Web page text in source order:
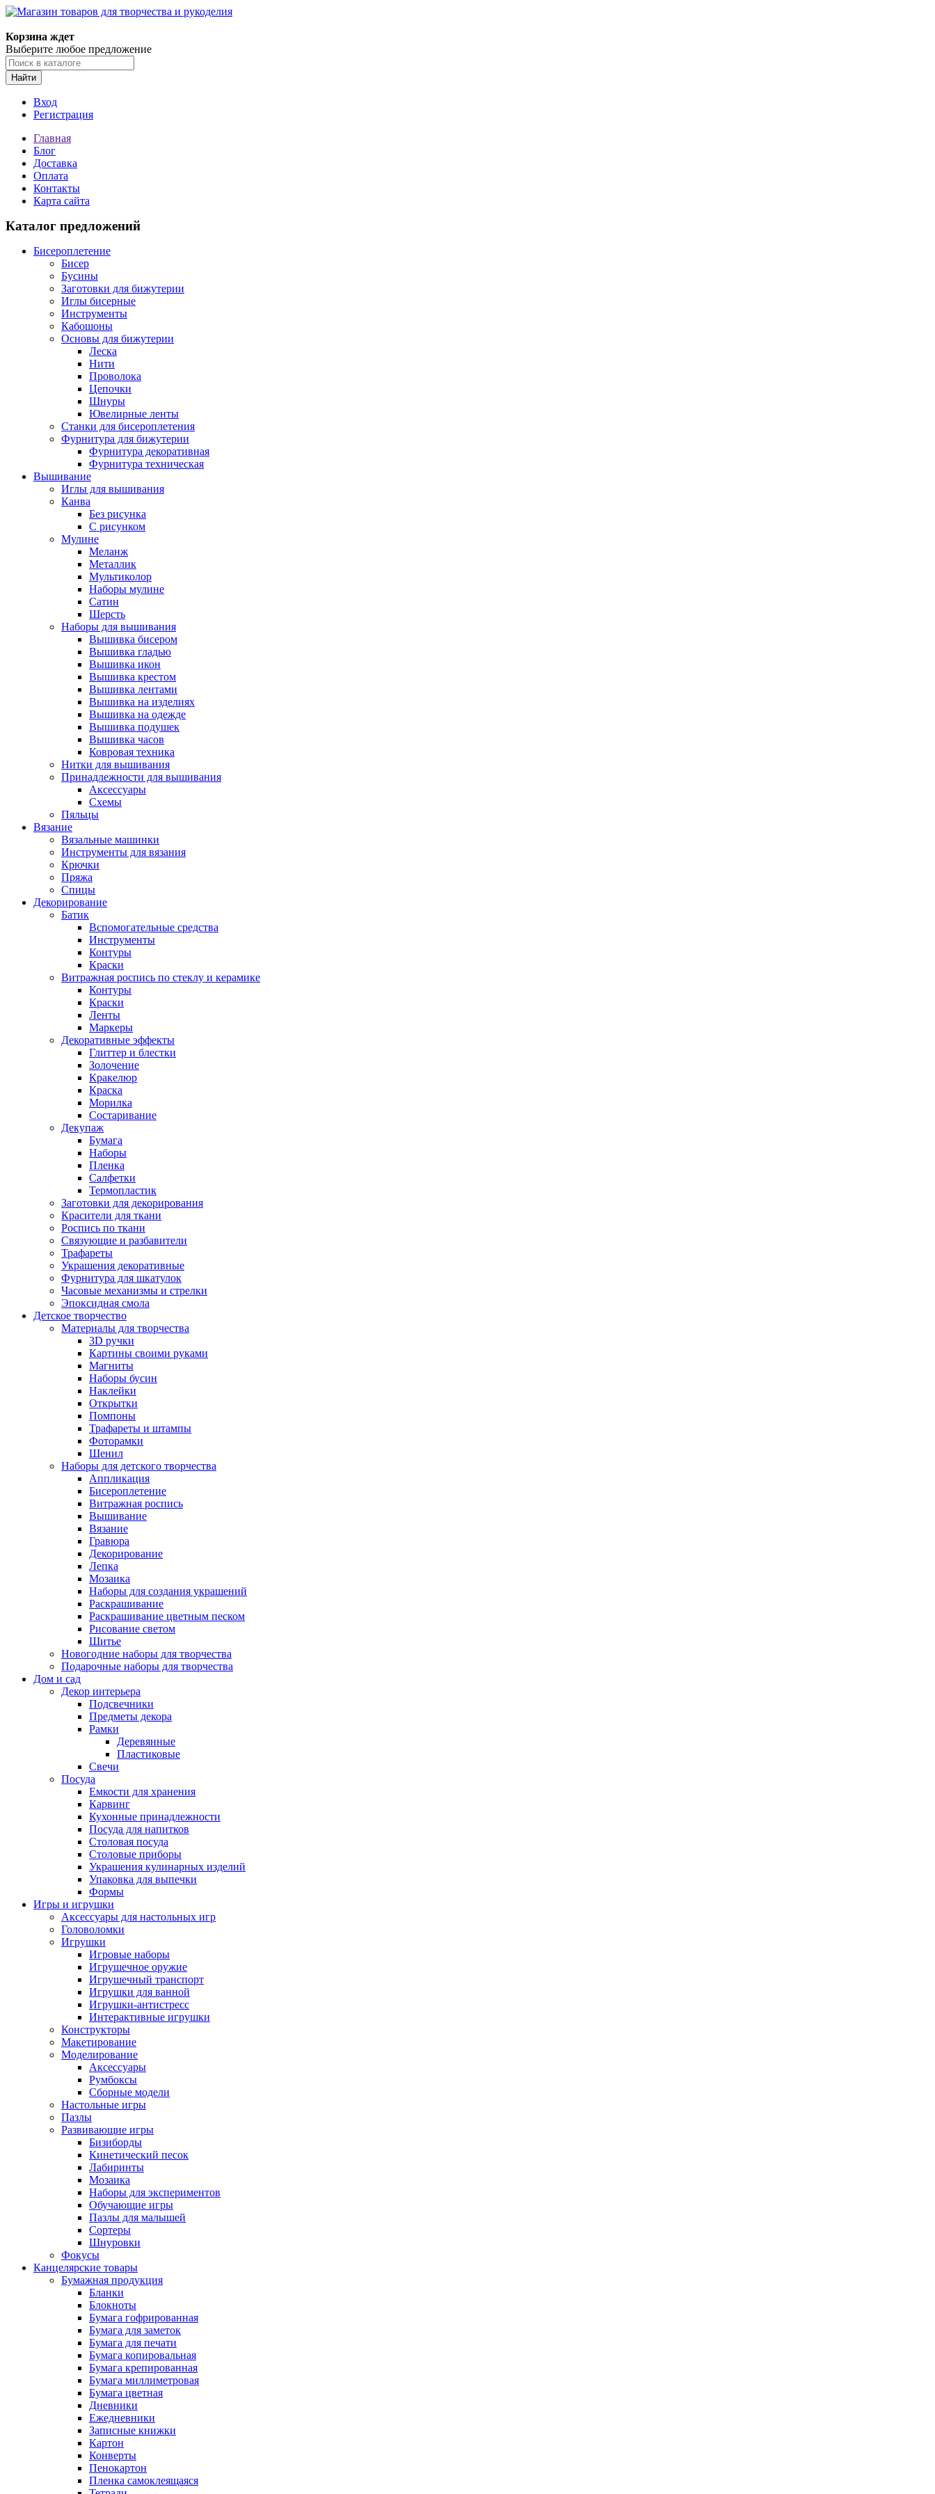
Корзина ждет
Выберите любое предложение
Найти
Вход
Регистрация
Главная
Блог
Доставка
Оплата
Контакты
Карта сайта
Каталог предложений
Бисероплетение
Бисер
Бусины
Заготовки для бижутерии
Иглы бисерные
Инструменты
Кабошоны
Основы для бижутерии
Леска
Нити
Проволока
Цепочки
Шнуры
Ювелирные ленты
Станки для бисероплетения
Фурнитура для бижутерии
Фурнитура декоративная
Фурнитура техническая
Вышивание
Иглы для вышивания
Канва
Без рисунка
С рисунком
Мулине
Меланж
Металлик
Мультиколор
Наборы мулине
Сатин
Шерсть
Наборы для вышивания
Вышивка бисером
Вышивка гладью
Вышивка икон
Вышивка крестом
Вышивка лентами
Вышивка на изделиях
Вышивка на одежде
Вышивка подушек
Вышивка часов
Ковровая техника
Нитки для вышивания
Принадлежности для вышивания
Аксессуары
Схемы
Пяльцы
Вязание
Вязальные машинки
Инструменты для вязания
Крючки
Пряжа
Спицы
Декорирование
Батик
Вспомогательные средства
Инструменты
Контуры
Краски
Витражная роспись по стеклу и керамике
Контуры
Краски
Ленты
Маркеры
Декоративные эффекты
Глиттер и блестки
Золочение
Кракелюр
Краска
Морилка
Состаривание
Декупаж
Бумага
Наборы
Пленка
Салфетки
Термопластик
Заготовки для декорирования
Красители для ткани
Роспись по ткани
Связующие и разбавители
Трафареты
Украшения декоративные
Фурнитура для шкатулок
Часовые механизмы и стрелки
Эпоксидная смола
Детское творчество
Материалы для творчества
3D ручки
Картины своими руками
Магниты
Наборы бусин
Наклейки
Открытки
Помпоны
Трафареты и штампы
Фоторамки
Шенил
Наборы для детского творчества
Аппликация
Бисероплетение
Витражная роспись
Вышивание
Вязание
Гравюра
Декорирование
Лепка
Мозаика
Наборы для создания украшений
Раскрашивание
Раскрашивание цветным песком
Рисование светом
Шитье
Новогодние наборы для творчества
Подарочные наборы для творчества
Дом и сад
Декор интерьера
Подсвечники
Предметы декора
Рамки
Деревянные
Пластиковые
Свечи
Посуда
Емкости для хранения
Карвинг
Кухонные принадлежности
Посуда для напитков
Столовая посуда
Столовые приборы
Украшения кулинарных изделий
Упаковка для выпечки
Формы
Игры и игрушки
Аксессуары для настольных игр
Головоломки
Игрушки
Игровые наборы
Игрушечное оружие
Игрушечный транспорт
Игрушки для ванной
Игрушки-антистресс
Интерактивные игрушки
Конструкторы
Макетирование
Моделирование
Аксессуары
Румбоксы
Сборные модели
Настольные игры
Пазлы
Развивающие игры
Бизиборды
Кинетический песок
Лабиринты
Мозаика
Наборы для экспериментов
Обучающие игры
Пазлы для малышей
Сортеры
Шнуровки
Фокусы
Канцелярские товары
Бумажная продукция
Бланки
Блокноты
Бумага гофрированная
Бумага для заметок
Бумага для печати
Бумага копировальная
Бумага крепированная
Бумага миллиметровая
Бумага цветная
Дневники
Ежедневники
Записные книжки
Картон
Конверты
Пенокартон
Пленка самоклеящаяся